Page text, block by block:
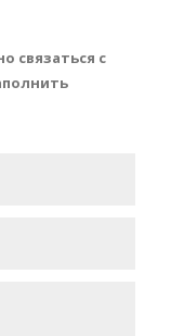
связаться с